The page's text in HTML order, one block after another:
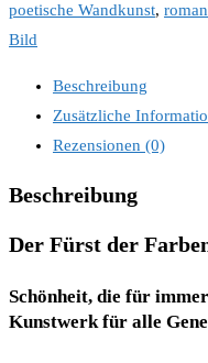
poetische Wandkunst,
Bild
Beschreibung
Zusätzliche
Rezensionen (0)
Beschreibung
Der Fürst der
Schönheit, die für
Kunstwerk für alle